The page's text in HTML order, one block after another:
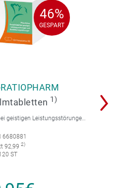
46%
GESPART
46%
GESPART
1)
Pflanzliches Arzneimittel bei geistigen Leistungsstörungen und Durchblutungsstörungen.
6680881
92,99 2)
ST